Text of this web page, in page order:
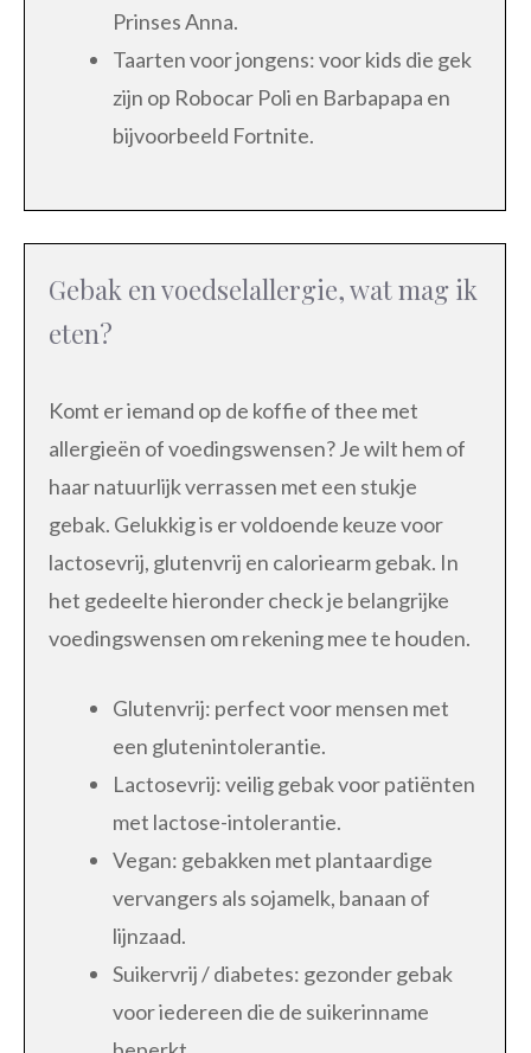
Prinses Anna.
Taarten voor jongens: voor kids die gek
zijn op Robocar Poli en Barbapapa en
bijvoorbeeld Fortnite.
Gebak en voedselallergie, wat mag ik
eten?
Komt er iemand op de koffie of thee met
allergieën of voedingswensen? Je wilt hem of
haar natuurlijk verrassen met een stukje
gebak. Gelukkig is er voldoende keuze voor
lactosevrij, glutenvrij en caloriearm gebak. In
het gedeelte hieronder check je belangrijke
voedingswensen om rekening mee te houden.
Glutenvrij: perfect voor mensen met
een glutenintolerantie.
Lactosevrij: veilig gebak voor patiënten
met lactose-intolerantie.
Vegan: gebakken met plantaardige
vervangers als sojamelk, banaan of
lijnzaad.
Suikervrij / diabetes: gezonder gebak
voor iedereen die de suikerinname